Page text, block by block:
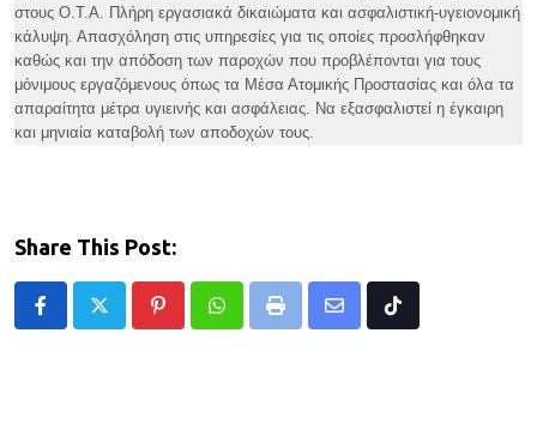
στους Ο.Τ.Α. Πλήρη εργασιακά δικαιώματα και ασφαλιστική-υγειονομική
κάλυψη. Απασχόληση στις υπηρεσίες για τις οποίες προσλήφθηκαν
καθώς και την απόδοση των παροχών που προβλέπονται για τους
μόνιμους εργαζόμενους όπως τα Μέσα Ατομικής Προστασίας και όλα τα
απαραίτητα μέτρα υγιεινής και ασφάλειας. Να εξασφαλιστεί η έγκαιρη
και μηνιαία καταβολή των αποδοχών τους.
Share This Post:
PinterestWhatsappPrint
Share
Tiktok